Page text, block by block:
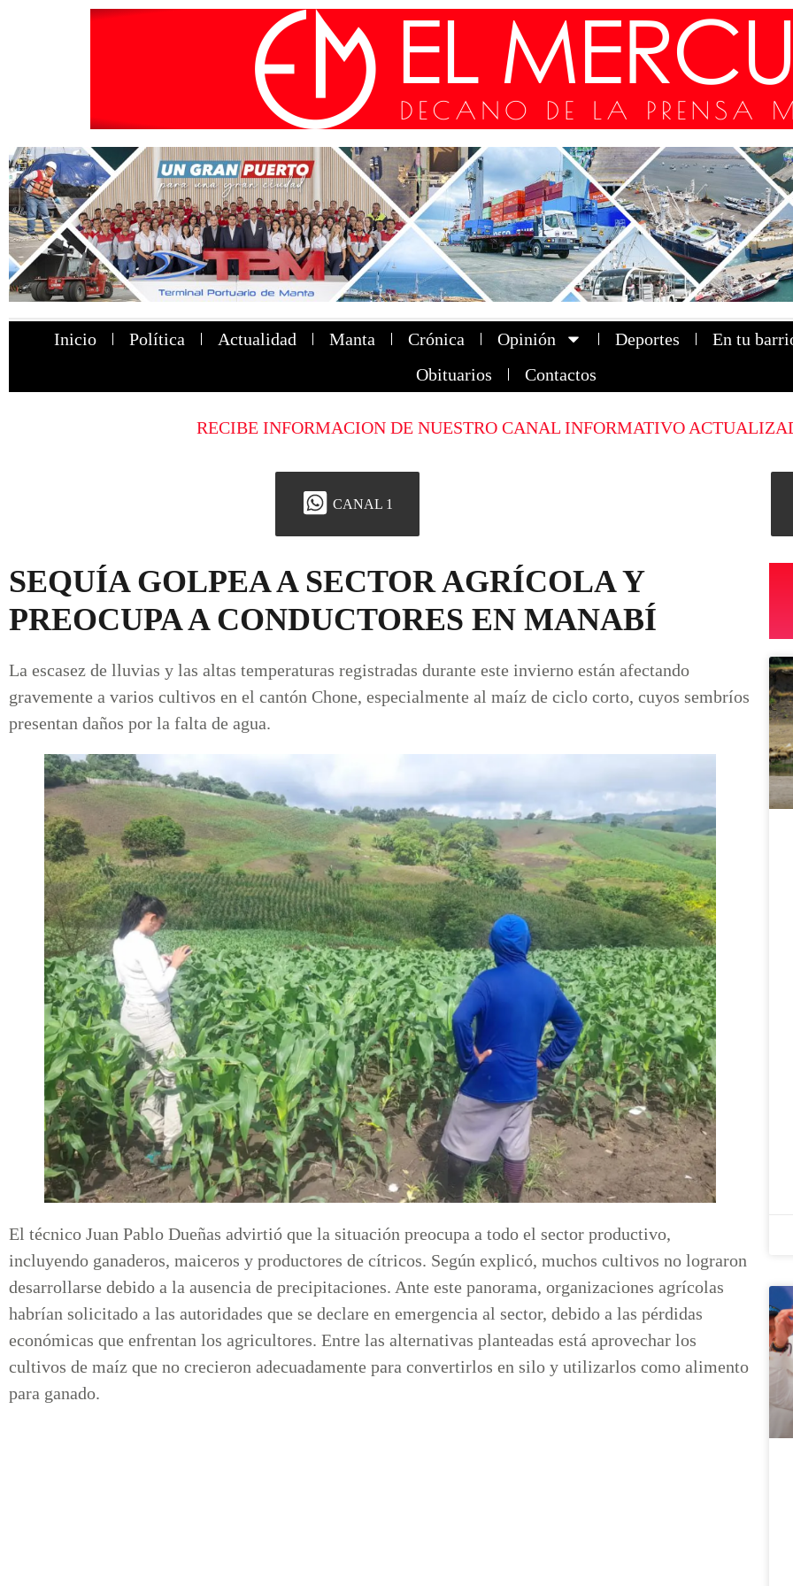
Inicio Política Actualidad Manta Crónica Opinión Deportes
En tu
Obituarios
Contactos
RECIBE INFORMACION DE NUESTRO CANAL INFORMATIVO
CANAL 1
SEQUÍA GOLPEA A SECTOR AGRÍCOLA Y
PREOCUPA A CONDUCTORES EN MANABÍ
La escasez de lluvias y las altas temperaturas registradas durante este invierno están afectando
gravemente a varios cultivos en el cantón Chone, especialmente al maíz de ciclo corto, cuyos sembríos
presentan daños por la falta de agua.
El técnico Juan Pablo Dueñas advirtió que la situación preocupa a todo el sector productivo,
incluyendo ganaderos, maiceros y productores de cítricos. Según explicó, muchos cultivos no lograron
desarrollarse debido a la ausencia de precipitaciones. Ante este panorama, organizaciones agrícolas
habrían solicitado a las autoridades que se declare en emergencia al sector, debido a las pérdidas
económicas que enfrentan los agricultores. Entre las alternativas planteadas está aprovechar los
cultivos de maíz que no crecieron adecuadamente para convertirlos en silo y utilizarlos como alimento
para ganado.